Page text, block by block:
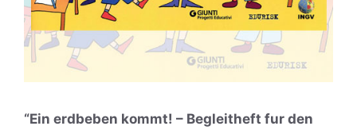
“Ein erdbeben kommt! – Begleitheft fur den